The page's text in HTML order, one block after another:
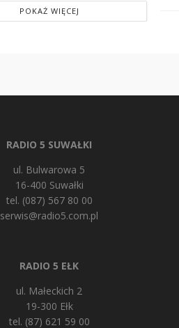
POKAŻ WIĘCEJ
RADIO 5 SUWAŁKI
ul. Bulwarowa 5
16-400 Suwałki
tel. (087) 567 80 00
serwis@radio5.com.pl
RADIO 5 EŁK
ul. Małeckich 2
19-300 Ełk
tel. (87) 621 59 00